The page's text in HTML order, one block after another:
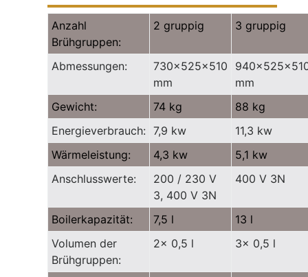
Anzahl
Brühgruppen:
2 gruppig 3 gruppig
Abmessungen:
730x525x510
mm
mm
Gewicht:
74 kg
88 kg
Energieverbrauch: 7,9 kw
11,3 kw
Wärmeleistung:
4,3 kw
5,1 kw
Anschlusswerte:
200 / 230 V
3, 400 V 3N
400 V 3N
Boilerkapazität: 7,5 l
13 l
Volumen der
Brühgruppen:
2x 0,5 l 3x 0,5 l